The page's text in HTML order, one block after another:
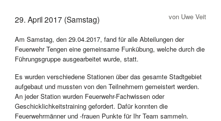
29. April 2017 (Samstag) von Uwe Veit
Am Samstag, den 29.04.2017, fand für alle Abteilungen der
Feuerwehr Tengen eine gemeinsame Funkübung, welche durch die
Führungsgruppe ausgearbeitet wurde, statt.
Es wurden verschiedene Stationen über das gesamte Stadtgebiet
aufgebaut und mussten von den Teilnehmern gemeistert werden.
An jeder Station wurden Feuerwehr-Fachwissen oder
Geschicklichkeitstraining gefordert. Dafür konnten die
Feuerwehrmänner und -frauen Punkte für Ihr Team sammeln.